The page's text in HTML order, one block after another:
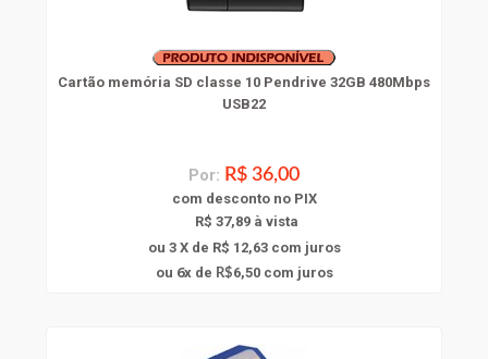
Cartão memória SD classe 10 Pendrive 32GB 480Mbps
USB22
Por: R$ 36,00
com desconto no PIX
R$ 37,89 à vista
ou 3 X de R$ 12,63com juros
ou 6x de R$6,50com juros